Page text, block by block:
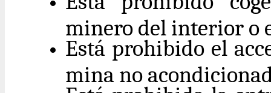
minero del interior o
Está prohibido el
mina no